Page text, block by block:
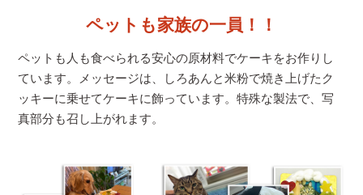
ペットも家族の一員！！
ペットも人も食べられる安心の原材料でケーキをお作りし
ています。メッセージは、しろあんと米粉で焼き上げたク
ッキーに乗せてケーキに飾っています。特殊な製法で、写
真部分も召し上がれます。